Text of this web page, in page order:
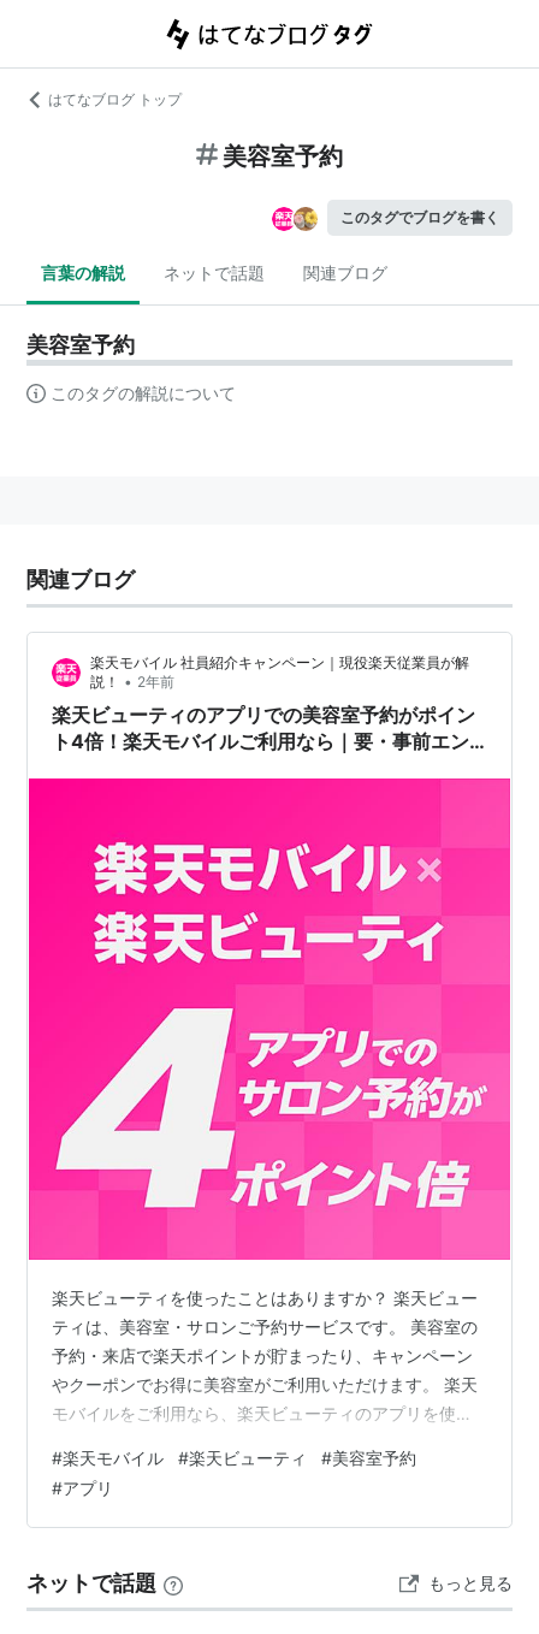
はてなブログ トップ
美容室予約
このタグでブログを書く
言葉の解説 ネットで話題 関連ブログ
美容室予約
このタグの解説について
関連ブログ
楽天モバイル 社員紹介キャンペーン｜現役楽天従業員が解
説！
• 2年前
楽天ビューティのアプリでの美容室予約がポイン
ト4倍！楽天モバイルご利用なら｜要・事前エン
楽天ビューティを使ったことはありますか？ 楽天ビュー
ティは、美容室・サロンご予約サービスです。 美容室の
予約・来店で楽天ポイントが貯まったり、キャンペーン
やクーポンでお得に美容室がご利用いただけます。 楽天
モバイルをご利用なら、楽天ビューティのアプリを使う
です。 beauty.rakuten.co.jp beauty.rakuten.co.jp ま
た、現在楽天モバイルをご利用ではない方は、社員紹介
キャンペーンを活用すると、お得にポイントを獲得でき
乗り換え以外だと7,000ポイントがGE…
#楽天モバイル #楽天ビューティ #美容室予約
#アプリ
ネットで話題 もっと見る